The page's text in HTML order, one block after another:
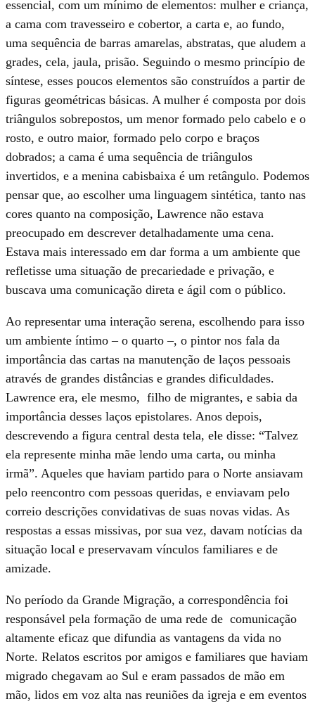
essencial, com um mínimo de elementos: mulher e criança,
a cama com travesseiro e cobertor, a carta e, ao fundo,
uma sequência de barras amarelas, abstratas, que aludem a
grades, cela, jaula, prisão. Seguindo o mesmo princípio de
síntese, esses poucos elementos são construídos a partir de
figuras geométricas básicas. A mulher é composta por dois
triângulos sobrepostos, um menor formado pelo cabelo e o
rosto, e outro maior, formado pelo corpo e braços
dobrados; a cama é uma sequência de triângulos
invertidos, e a menina cabisbaixa é um retângulo. Podemos
pensar que, ao escolher uma linguagem sintética, tanto nas
cores quanto na composição, Lawrence não estava
preocupado em descrever detalhadamente uma cena.
Estava mais interessado em dar forma a um ambiente que
refletisse uma situação de precariedade e privação, e
buscava uma comunicação direta e ágil com o público.
Ao representar uma interação serena, escolhendo para isso
um ambiente íntimo – o quarto –, o pintor nos fala da
importância das cartas na manutenção de laços pessoais
através de grandes distâncias e grandes dificuldades.
Lawrence era, ele mesmo, filho de migrantes, e sabia da
importância desses laços epistolares. Anos depois,
descrevendo a figura central desta tela, ele disse: “Talvez
ela represente minha mãe lendo uma carta, ou minha
irmã”. Aqueles que haviam partido para o Norte ansiavam
pelo reencontro com pessoas queridas, e enviavam pelo
correio descrições convidativas de suas novas vidas. As
respostas a essas missivas, por sua vez, davam notícias da
situação local e preservavam vínculos familiares e de
amizade.
No período da Grande Migração, a correspondência foi
responsável pela formação de uma rede de comunicação
altamente eficaz que difundia as vantagens da vida no
Norte. Relatos escritos por amigos e familiares que haviam
migrado chegavam ao Sul e eram passados de mão em
mão, lidos em voz alta nas reuniões da igreja e em eventos